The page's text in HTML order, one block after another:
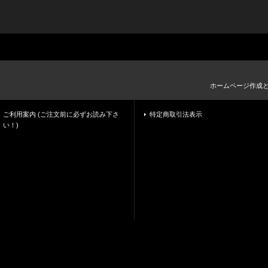
ホームページ作成
ご利用案内 (ご注文前に必ずお読み下さ
い！)
特定商取引法表示